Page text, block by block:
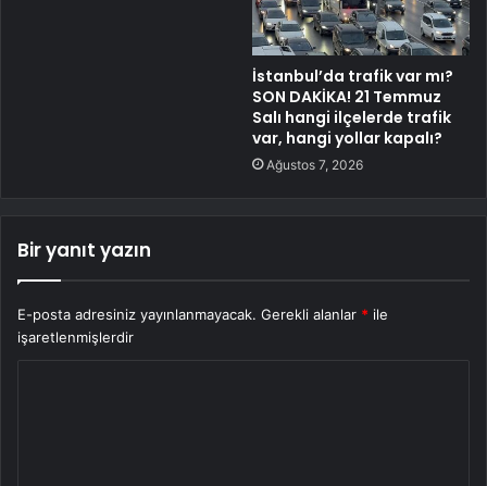
İstanbul’da trafik var mı?
SON DAKİKA! 21 Temmuz
Salı hangi ilçelerde trafik
var, hangi yollar kapalı?
Ağustos 7, 2026
Bir yanıt yazın
E-posta adresiniz yayınlanmayacak. Gerekli alanlar * ile
işaretlenmişlerdir